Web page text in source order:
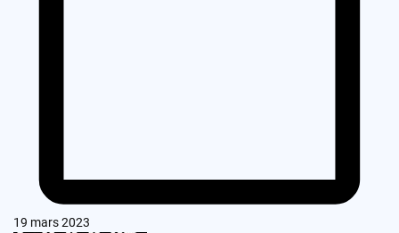
19 mars 2023